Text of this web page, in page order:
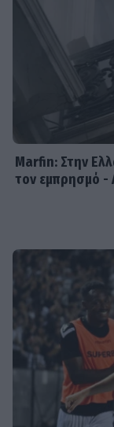
κούραση του
πρόβλημα στις
Μπόρα Μπόρα
Μπαμπά, σ’
της Ελλάδας…»:
την ΑΙ φωτό
MEDIA
Δυο μαύρα
το πρώτο trailer
δραματικής
Marfin: Στην
τον εμπρησμό -